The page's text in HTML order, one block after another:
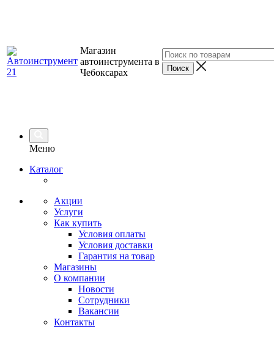
Магазин
автоинструмента в
Чебоксарах
Меню
Каталог
Акции
Услуги
Как купить
Условия оплаты
Условия доставки
Гарантия на товар
Магазины
О компании
Новости
Сотрудники
Вакансии
Контакты